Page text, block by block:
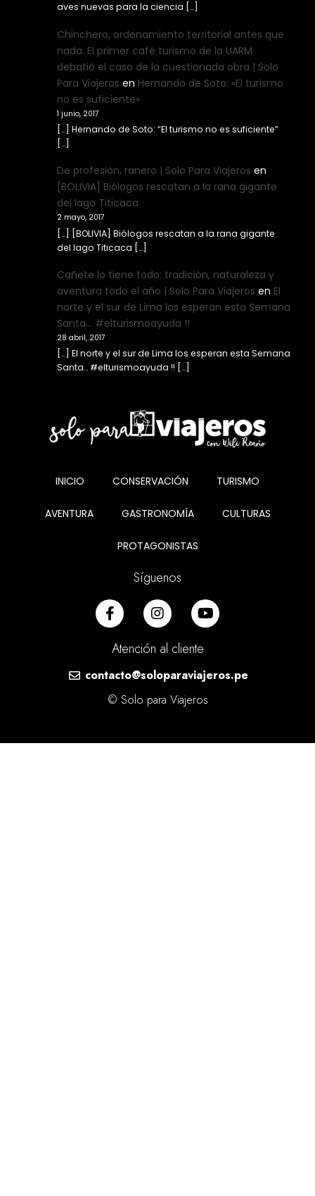
aves nuevas para la ciencia […]
Chinchero, ordenamiento territorial antes que
nada. El primer café turismo de la UARM
debatió el caso de la cuestionada obra | Solo
Para Viajeros en Hernando de Soto: «El turismo
no es suficiente»
1 junio, 2017
[…] Hernando de Soto: “El turismo no es suficiente”
[…]
De profesión, ranero | Solo Para Viajeros en
[BOLIVIA] Biólogos rescatan a la rana gigante
del lago Titicaca
2 mayo, 2017
[…] [BOLIVIA] Biólogos rescatan a la rana gigante
del lago Titicaca […]
Cañete lo tiene todo: tradición, naturaleza y
aventura todo el año | Solo Para Viajeros en El
norte y el sur de Lima los esperan esta Semana
Santa… #elturismoayuda !!
28 abril, 2017
[…] El norte y el sur de Lima los esperan esta Semana
Santa… #elturismoayuda !! […]
INICIO CONSERVACIÓN TURISMO
AVENTURA GASTRONOMÍA CULTURAS
PROTAGONISTAS
Síguenos
Atención al cliente
contacto@soloparaviajeros.pe
© Solo para Viajeros